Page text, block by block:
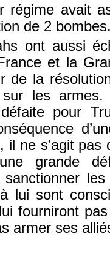
régime avait
de 2
ont aussi
et la
de la
les
pour
il ne s’agit pas
grande
sanctionner
lui sont
fourniront
armer ses